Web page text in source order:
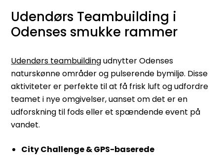
Udendørs Teambuilding i
Odenses smukke rammer
Udendørs teambuildingudnytter Odenses
naturskønne områder og pulserende bymiljø. Disse
aktiviteter er perfekte til at få frisk luft og udfordre
teamet i nye omgivelser, uanset om det er en
udforskning til fods eller et spændende event på
vandet.
City Challenge & GPS-baserede